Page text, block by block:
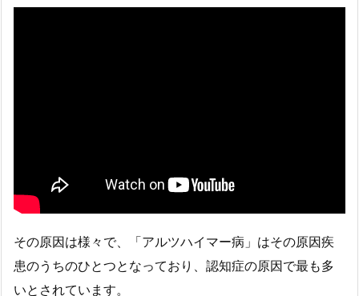
その原因は様々で、「アルツハイマー病」はその原因疾
患のうちのひとつとなっており、認知症の原因で最も多
いとされています。